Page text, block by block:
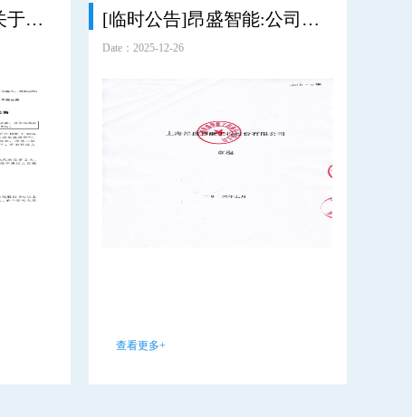
[临时公告]昂盛智能:关于公司第二届监事会候选人的征集公告 [临时公告]昂盛智能:公司章程（2016年5月版）
Date：2025-12-26
查看更多+